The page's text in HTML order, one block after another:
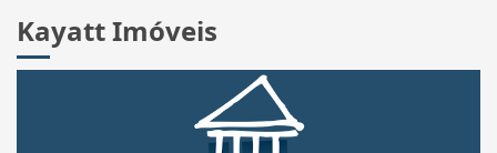
Kayatt Imóveis